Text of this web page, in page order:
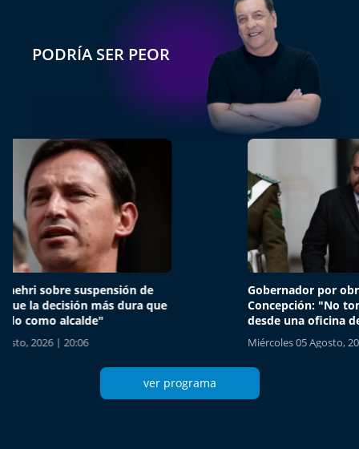
PODRÍA SER PEOR
Gobernador por obras viales de
Concepción: "No tomen la decisión
desde una oficina de Santiago"
Miércoles 05 Agosto, 2026 | 20:35
"Me
Martes
ver programa